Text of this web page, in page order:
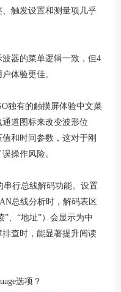
触发设置和测量项几乎
器的菜单逻辑一致，但4
户体验更佳。
独有的触摸屏体验中文菜
道图标来改变波形位
和时间参数，这对于刚
操作风险。
串行总线解码功能。设置
总线分析时，解码表区
、“地址”）会显示为中
查时，能显著提升阅读
选项？